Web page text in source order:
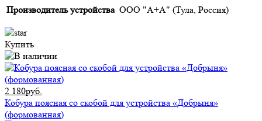
Производитель устройства ООО "А+А" (Тула, Россия)
Купить
2 180руб.
Кобура поясная со скобой для устройства «Добрыня»
(формованная)